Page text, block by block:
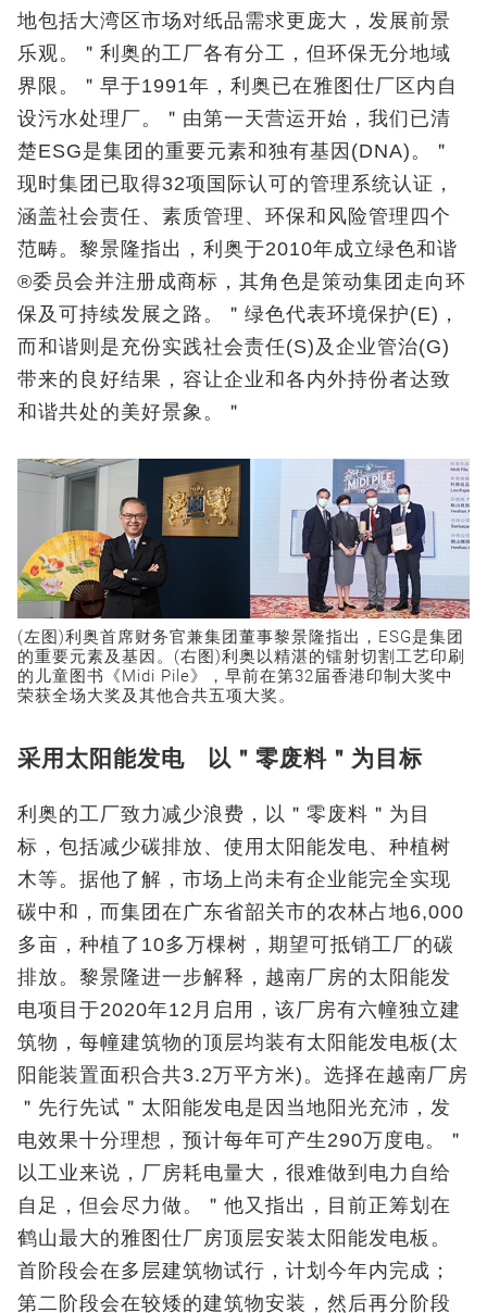
地包括大湾区市场对纸品需求更庞大，发展前景
乐观。＂利奥的工厂各有分工，但环保无分地域
界限。＂早于1991年，利奥已在雅图仕厂区内自
设污水处理厂。＂由第一天营运开始，我们已清
楚ESG是集团的重要元素和独有基因(DNA)。＂
现时集团已取得32项国际认可的管理系统认证，
涵盖社会责任、素质管理、环保和风险管理四个
范畴。黎景隆指出，利奥于2010年成立绿色和谐
®委员会并注册成商标，其角色是策动集团走向环
保及可持续发展之路。＂绿色代表环境保护(E)，
而和谐则是充份实践社会责任(S)及企业管治(G)
带来的良好结果，容让企业和各内外持份者达致
和谐共处的美好景象。＂
(左图)利奥首席财务官兼集团董事黎景隆指出，ESG是集团
的重要元素及基因。(右图)利奥以精湛的镭射切割工艺印刷
的儿童图书《Midi Pile》，早前在第32届香港印制大奖中
荣获全场大奖及其他合共五项大奖。
采用太阳能发电 以＂零废料＂为目标
利奥的工厂致力减少浪费，以＂零废料＂为目
标，包括减少碳排放、使用太阳能发电、种植树
木等。据他了解，市场上尚未有企业能完全实现
碳中和，而集团在广东省韶关市的农林占地6,000
多亩，种植了10多万棵树，期望可抵销工厂的碳
排放。黎景隆进一步解释，越南厂房的太阳能发
电项目于2020年12月启用，该厂房有六幢独立建
筑物，每幢建筑物的顶层均装有太阳能发电板(太
阳能装置面积合共3.2万平方米)。选择在越南厂房
＂先行先试＂太阳能发电是因当地阳光充沛，发
电效果十分理想，预计每年可产生290万度电。＂
以工业来说，厂房耗电量大，很难做到电力自给
自足，但会尽力做。＂他又指出，目前正筹划在
鹤山最大的雅图仕厂房顶层安装太阳能发电板。
首阶段会在多层建筑物试行，计划今年内完成；
第二阶段会在较矮的建筑物安装，然后再分阶段